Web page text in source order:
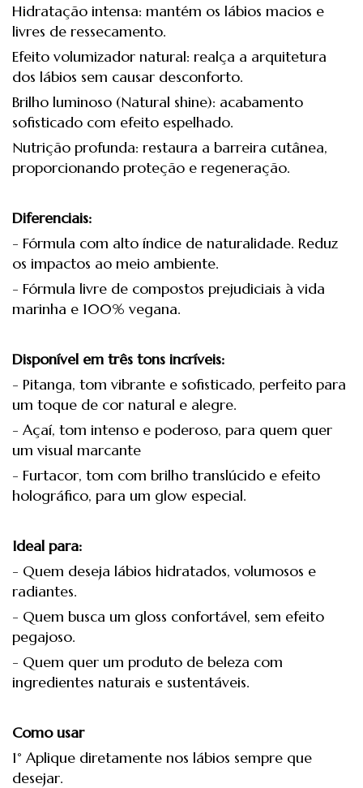
Hidratação intensa: mantém os lábios macios e
livres de ressecamento.
Efeito volumizador natural: realça a arquitetura
dos lábios sem causar desconforto.
Brilho luminoso (Natural shine): acabamento
sofisticado com efeito espelhado.
Nutrição profunda: restaura a barreira cutânea,
proporcionando proteção e regeneração.
Diferenciais:
- Fórmula com alto índice de naturalidade. Reduz
os impactos ao meio ambiente.
- Fórmula livre de compostos prejudiciais à vida
marinha e 100% vegana.
Disponível em três tons incríveis:
- Pitanga, tom vibrante e sofisticado, perfeito para
um toque de cor natural e alegre.
- Açaí, tom intenso e poderoso, para quem quer
um visual marcante
- Furtacor, tom com brilho translúcido e efeito
holográfico, para um glow especial.
Ideal para:
- Quem deseja lábios hidratados, volumosos e
radiantes.
- Quem busca um gloss confortável, sem efeito
pegajoso.
- Quem quer um produto de beleza com
ingredientes naturais e sustentáveis.
Como usar
1° Aplique diretamente nos lábios sempre que
desejar.